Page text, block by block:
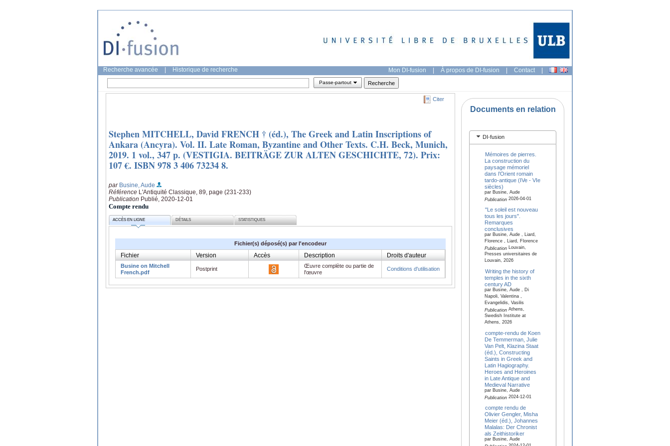
Recherche avancée Historique de recherche Mon DI-fusion | À propos de DI-fusion | Contact |
Passe-partout
Citer
Stephen MITCHELL, David FRENCH † (éd.), The Greek and Latin Inscriptions of
Ankara (Ancyra). Vol. II. Late Roman, Byzantine and Other Texts. C.H. Beck, Munich,
2019. 1 vol., 347 p. (VESTIGIA. BEITRÄGE ZUR ALTEN GESCHICHTE, 72). Prix:
107 €. ISBN 978 3 406 73234 8.
par Busine, Aude
Référence L'Antiquité Classique, 89, page (231-233)
Publication Publié, 2020-12-01
Compte rendu
ACCÈS EN LIGNE DÉTAILS STATISTIQUES
Fichier(s) déposé(s) par l'encodeur
Fichier Version Accès Description Droits d'auteur
Busine on Mitchell
French.pdf
Postprint
Œuvre complète ou partie de
l'œuvre
Conditions d'utilisation
Documents en relation
DI-fusion
Mémoires de pierres.
La construction du
paysage mémoriel
dans l’Orient romain
tardo-antique (IVe - VIe
siècles)
par Busine, Aude
Publication2026-04-01
"Le soleil est nouveau
tous les jours".
Remarques
conclusives
par Busine, Aude , Liard,
Florence , Liard, Florence
PublicationLouvain,
Presses universitaires de
Louvain, 2026
Writing the history of
temples in the sixth
century AD
par Busine, Aude , Di
Napoli, Valentina ,
Evangelidis, Vasilis
PublicationAthens,
Swedish Institute at
Athens, 2026
compte-rendu de Koen
De Temmerman, Julie
Van Pelt, Klazina Staat
(éd.), Constructing
Saints in Greek and
Latin Hagiography.
Heroes and Heroines
in Late Antique and
Medieval Narrative
par Busine, Aude
Publication2024-12-01
compte rendu de
Olivier Gengler, Misha
Meier (éd.), Johannes
Malalas: Der Chronist
als Zeithistoriker
par Busine, Aude